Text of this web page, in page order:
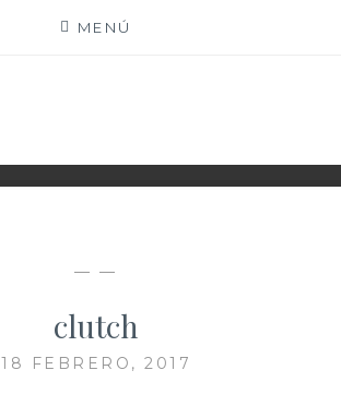
MENÚ
— —
clutch
18 FEBRERO, 2017